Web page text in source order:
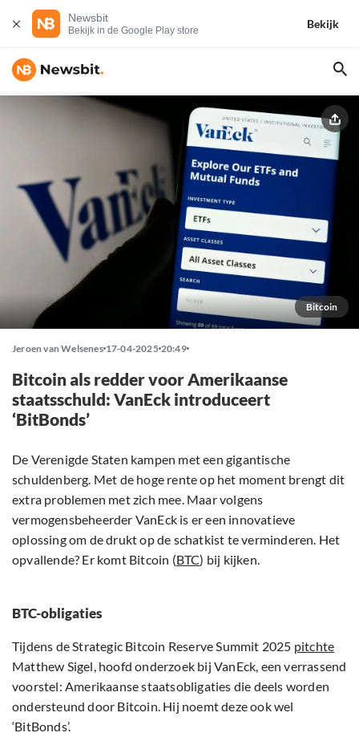
Newsbit
Bekijk in de Google Play store
Bekijk
Bitcoin
Jeroen van Welsenes 17-04-2025 20:49
Bitcoin als redder voor Amerikaanse
staatsschuld: VanEck introduceert
‘BitBonds’
De Verenigde Staten kampen met een gigantische
schuldenberg. Met de hoge rente op het moment brengt dit
extra problemen met zich mee. Maar volgens
vermogensbeheerder VanEck is er een innovatieve
oplossing om de drukt op de schatkist te verminderen. Het
opvallende? Er komt Bitcoin (BTC) bij kijken.
BTC-obligaties
Tijdens de Strategic Bitcoin Reserve Summit 2025 pitchte
Matthew Sigel, hoofd onderzoek bij VanEck, een verrassend
voorstel: Amerikaanse staatsobligaties die deels worden
ondersteund door Bitcoin. Hij noemt deze ook wel
‘BitBonds’.